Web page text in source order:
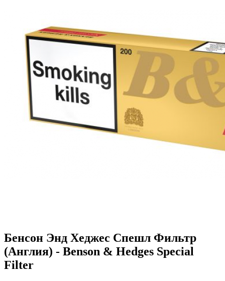
Бенсон Энд Хеджес Спешл Фильтр
(Англия) - Benson & Hedges Special
Filter